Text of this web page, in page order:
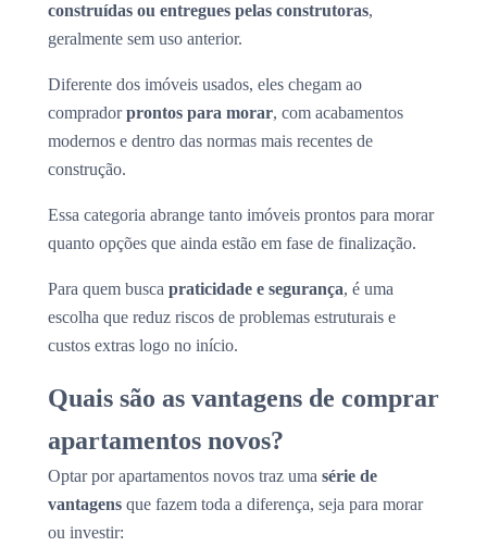
construídas ou entregues pelas construtoras,
geralmente sem uso anterior.
Diferente dos imóveis usados, eles chegam ao
compradorprontos para morar, com acabamentos
modernos e dentro das normas mais recentes de
construção.
Essa categoria abrange tanto imóveis prontos para morar
quanto opções que ainda estão em fase de finalização.
Para quem busca praticidade e segurança, é uma
escolha que reduz riscos de problemas estruturais e
custos extras logo no início.
Quais são as vantagens de comprar
apartamentos novos?
Optar por apartamentos novos traz uma série de
vantagens que fazem toda a diferença, seja para morar
ou investir: